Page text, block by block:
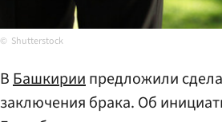
Shutterstock
ВБашкириипредложили
заключения брака. Об